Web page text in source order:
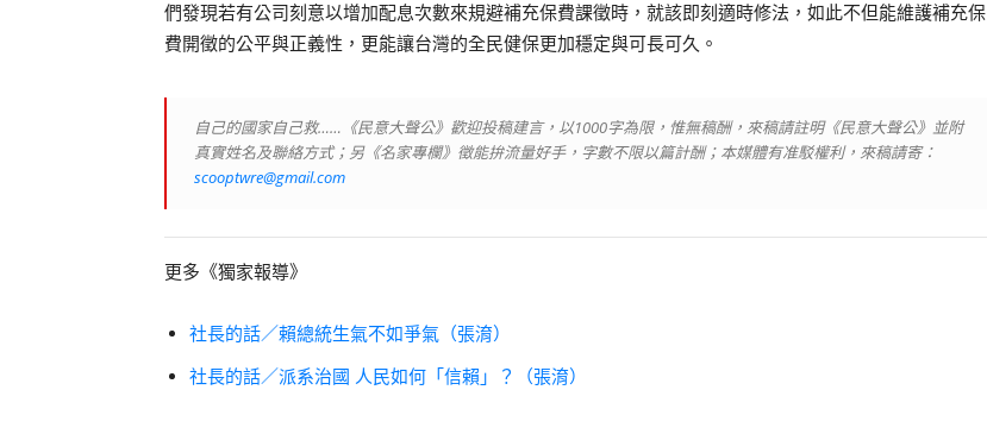
們發現若有公司刻意以增加配息次數來規避補充保費課徵時，就該即刻適時修法，如此不但能維護補充保
費開徵的公平與正義性，更能讓台灣的全民健保更加穩定與可長可久。
自己的國家自己救……《民意大聲公》歡迎投稿建言，以1000字為限，惟無稿酬，來稿請註明《民意大聲公》並附
真實姓名及聯絡方式；另《名家專欄》徵能拚流量好手，字數不限以篇計酬；本媒體有准駁權利，來稿請寄：
scooptwre@gmail.com
更多《獨家報導》
社長的話／賴總統生氣不如爭氣（張淯）
社長的話／派系治國 人民如何「信賴」？（張淯）